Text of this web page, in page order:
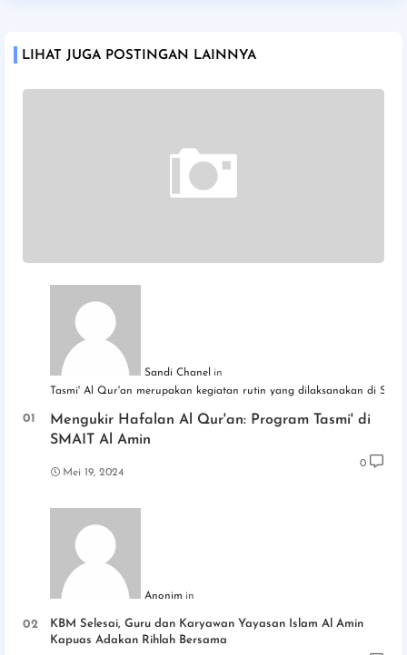
LIHAT JUGA POSTINGAN LAINNYA
Sandi Chanel
Tasmi' Al Qur'an merupakan kegiatan rutin yang dilaksanakan di
Mengukir Hafalan Al Qur'an: Program Tasmi' di
SMAIT Al Amin
Mei 19, 2024
0
Anonim
KBM Selesai, Guru dan Karyawan Yayasan Islam Al Amin
Kapuas Adakan Rihlah Bersama